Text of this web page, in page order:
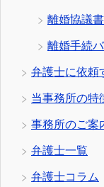
離婚協議
離婚手続
弁護士に依頼
当事務所の特
事務所のご案
弁護士一覧
弁護士コラム